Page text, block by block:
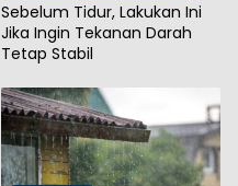
Sebelum Tidur, Lakukan Ini
Jika Ingin Tekanan Darah
Tetap Stabil